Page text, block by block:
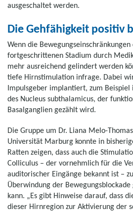
ausgeschaltet werden.
Die Gehfähigkeit positiv
Wenn die
fortgeschrittenen Stadium durch
mehr ausreichend gelindert werden
tiefe Hirnstimulation infrage. Dabei
Impulsgeber implantiert, zum
des Nucleus subthalamicus, der
Basalganglien gezählt wird.
Die Gruppe um Dr. Liana Melo-
Universität Marburg konnte in
Ratten zeigen, dass auch die
Colliculus – der vornehmlich für die
auditorischer Eingänge bekannt ist –
Überwindung der
kann. „Es gibt Hinweise darauf, dass
dieser Hirnregion zur Aktivierung der